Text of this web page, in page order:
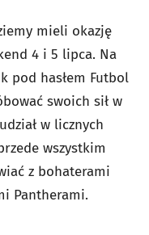
mieli okazję
4 i 5 lipca. Na
pod hasłem Futbol
swoich sił w
w licznych
wszystkim
z bohaterami
Pantherami.